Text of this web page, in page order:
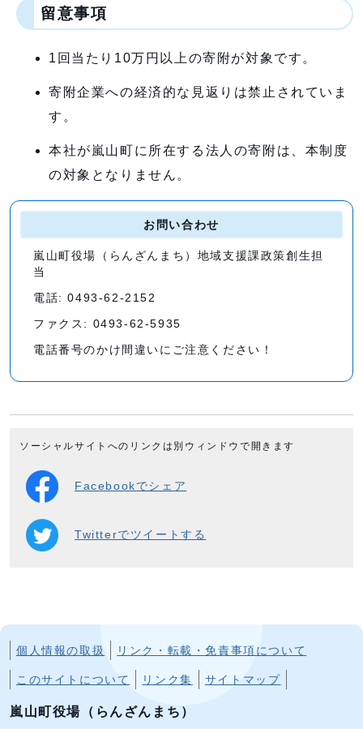
留意事項
1回当たり10万円以上の寄附が対象です。
寄附企業への経済的な見返りは禁止されていま
す。
本社が嵐山町に所在する法人の寄附は、本制度
の対象となりません。
お問い合わせ
嵐山町役場（らんざんまち）地域支援課政策創生担
当
電話: 0493-62-2152
ファクス: 0493-62-5935
電話番号のかけ間違いにご注意ください！
ソーシャルサイトへのリンクは別ウィンドウで開きます
Facebookでシェア
Twitterでツイートする
個人情報の取扱 リンク・転載・免責事項について
このサイトについて リンク集 サイトマップ
嵐山町役場（らんざんまち）